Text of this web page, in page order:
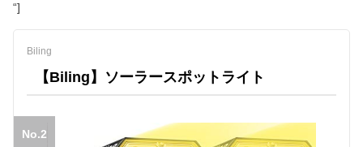
“]
Biling
【Biling】ソーラースポットライト
No.2